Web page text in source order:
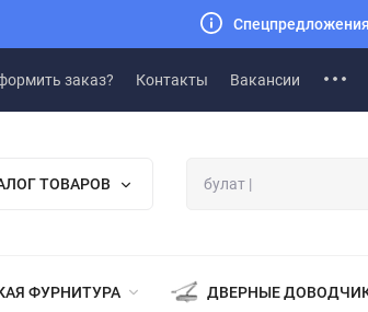
Спецпредложения
заказ? Контакты Вакансии
ТОВАРОВ
ФУРНИТУРА ДВЕРНЫЕ